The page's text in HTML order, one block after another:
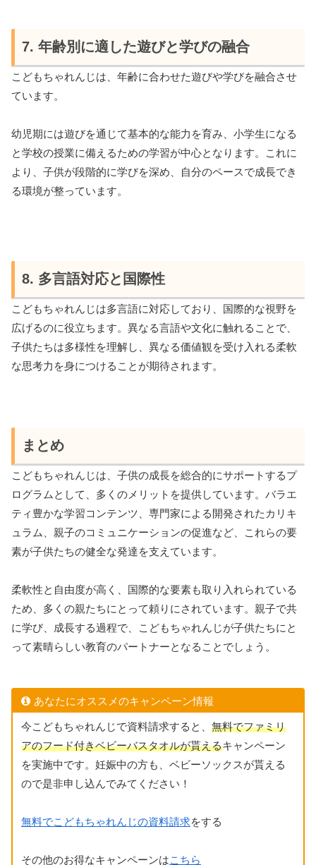
7. 年齢別に適した遊びと学びの融合
こどもちゃれんじは、年齢に合わせた遊びや学びを融合させ
ています。
幼児期には遊びを通じて基本的な能力を育み、小学生になる
と学校の授業に備えるための学習が中心となります。これに
より、子供が段階的に学びを深め、自分のペースで成長でき
る環境が整っています。
8. 多言語対応と国際性
こどもちゃれんじは多言語に対応しており、国際的な視野を
広げるのに役立ちます。異なる言語や文化に触れることで、
子供たちは多様性を理解し、異なる価値観を受け入れる柔軟
な思考力を身につけることが期待されます。
まとめ
こどもちゃれんじは、子供の成長を総合的にサポートするプ
ログラムとして、多くのメリットを提供しています。バラエ
ティ豊かな学習コンテンツ、専門家による開発されたカリキ
ュラム、親子のコミュニケーションの促進など、これらの要
素が子供たちの健全な発達を支えています。
柔軟性と自由度が高く、国際的な要素も取り入れられている
ため、多くの親たちにとって頼りにされています。親子で共
に学び、成長する過程で、こどもちゃれんじが子供たちにと
って素晴らしい教育のパートナーとなることでしょう。
あなたにオススメのキャンペーン情報
今こどもちゃれんじで資料請求すると、 無料でファミリ
アのフード付きベビーバスタオルが貰えるキャンペーン
を実施中です。妊娠中の方も、ベビーソックスが貰える
ので是非申し込んでみてください！
無料でこどもちゃれんじの資料請求をする
その他のお得なキャンペーンはこちら